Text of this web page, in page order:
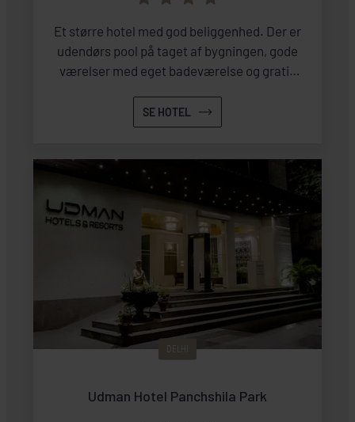
Et større hotel med god beliggenhed. Der er
udendørs pool på taget af bygningen, gode
værelser med eget badeværelse og gratis
fitnessrum, hvis du har behov for dette.
SE HOTEL
DELHI
Udman Hotel Panchshila Park